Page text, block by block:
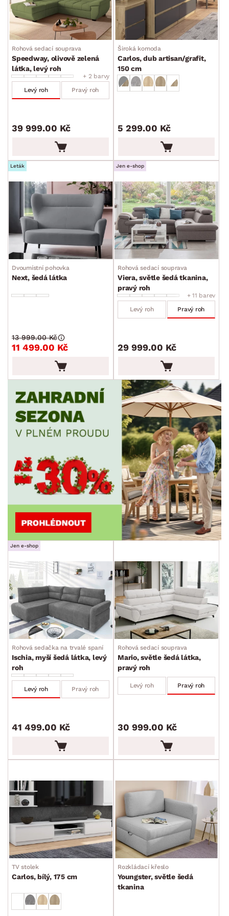
DEKOR
ROZMĚRY
min. cm max.
cm
min.
min. cm max. cm
MATERIÁL
POVRCHOVÁ ÚPRAVA
ZPŮSOB PROVEDENÍ
TVAR
STYL
MÍSTNOST
ZNAČKA
Rohová sedací souprava
Speedway, olivově zelená
látka, levý roh
+ 2 barvy
Levý roh
Pravý roh
39 999.00 Kč
Široká komoda
Carlos, dub artisan/grafit,
150 cm
5 299.00 Kč
Leták
Dvoumístní pohovka
Next, šedá látka
11 499.00 Kč
13 999.00 Kč
Jen e-shop
Rohová sedací souprava
Viera, světle šedá tkanina,
pravý roh
+ 11 barev
Levý roh
Pravý roh
29 999.00 Kč
Jen e-shop
Rohová sedačka na trvalé spaní
Ischia, myší šedá látka, levý
roh
Levý roh Pravý roh
41 499.00 Kč
Rohová sedací souprava
Mario, světle šedá látka,
pravý roh
Levý roh Pravý roh
30 999.00 Kč
TV stolek
Carlos, bílý, 175 cm
Rozkládací křeslo
Youngster, světle šedá
tkanina